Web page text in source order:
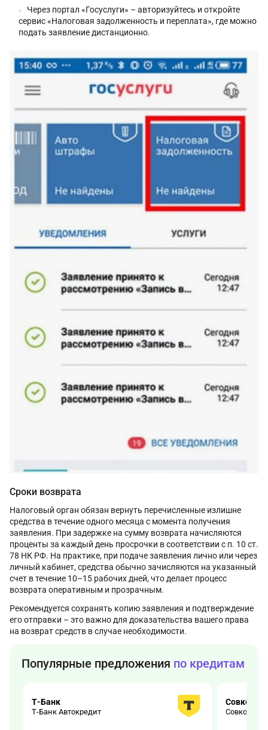
Через портал «Госуслуги» – авторизуйтесь и откройте
сервис «Налоговая задолженность и переплата», где можно
подать заявление дистанционно.
Сроки возврата
Налоговый орган обязан вернуть перечисленные излишне
средства в течение одного месяца с момента получения
заявления. При задержке на сумму возврата начисляются
проценты за каждый день просрочки в соответствии с п. 10 ст.
78 НК РФ. На практике, при подаче заявления лично или через
личный кабинет, средства обычно зачисляются на указанный
счет в течение 10–15 рабочих дней, что делает процесс
возврата оперативным и прозрачным.
Рекомендуется сохранять копию заявления и подтверждение
его отправки – это важно для доказательства вашего права
на возврат средств в случае необходимости.
Популярные предложения по кредитам
Т-Банк
Т-Банк Автокредит